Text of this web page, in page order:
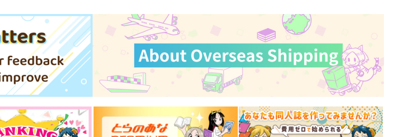
pome in wonderland
問屋制家内工業
専売 944円 （税込）
ジョジョの奇妙な冒険
空条承太郎×花京院典明
サンプル カート
おんぶエクスプレス再録集2
おんぶエクスプレス
円（税込）
ジョジョの奇妙な冒険
空条承太郎×花京院典明
サンプル カート